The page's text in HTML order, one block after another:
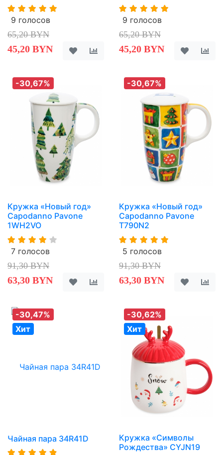
9 голосов
65,20 BYN
45,20 BYN
9 голосов
65,20 BYN
45,20 BYN
-30,67%
Кружка «Новый год»
Capodanno Pavone
1WH2VO
7 голосов
91,30 BYN
63,30 BYN
-30,67%
Кружка «Новый год»
Capodanno Pavone
T790N2
5 голосов
91,30 BYN
63,30 BYN
-30,47%
Хит
Чайная пара 34R41D
-30,62%
Хит
Кружка «Символы
Рождества» CYJN19